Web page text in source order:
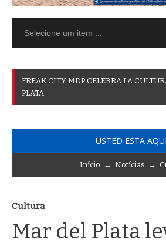
FREAK CITY MDP CELEBRA LA CULTUR
PLATA
USTED ESTA AQUI
Início → Notícias →
Cultura
Mar del Plata